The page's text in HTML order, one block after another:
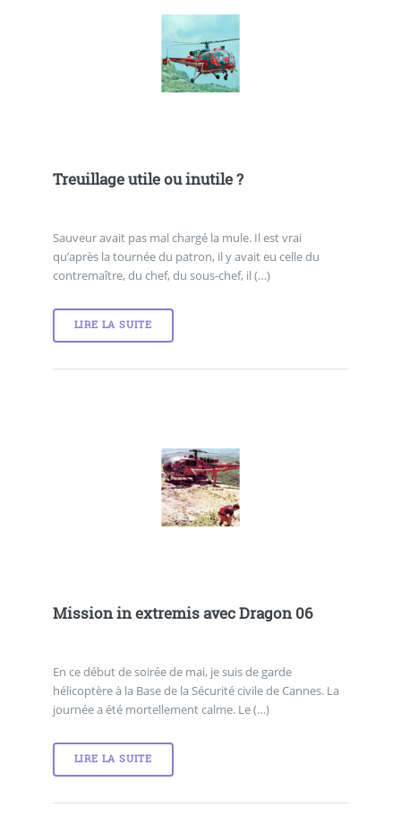
Treuillage utile ou inutile ?
Sauveur avait pas mal chargé la mule. Il est vrai
qu’après la tournée du patron, il y avait eu celle du
contremaître, du chef, du sous-chef, il (…)
LIRE LA SUITE
Mission in extremis avec Dragon 06
En ce début de soirée de mai, je suis de garde
hélicoptère à la Base de la Sécurité civile de Cannes. La
journée a été mortellement calme. Le (…)
LIRE LA SUITE